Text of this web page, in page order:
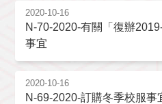
2020-10-16
N-70-2020-有關「復辦
事宜
2020-10-16
N-69-2020-訂購冬季校服事